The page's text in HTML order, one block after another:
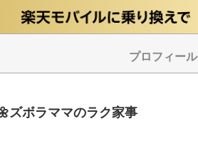
プロフィール
ズボラママのラク家事